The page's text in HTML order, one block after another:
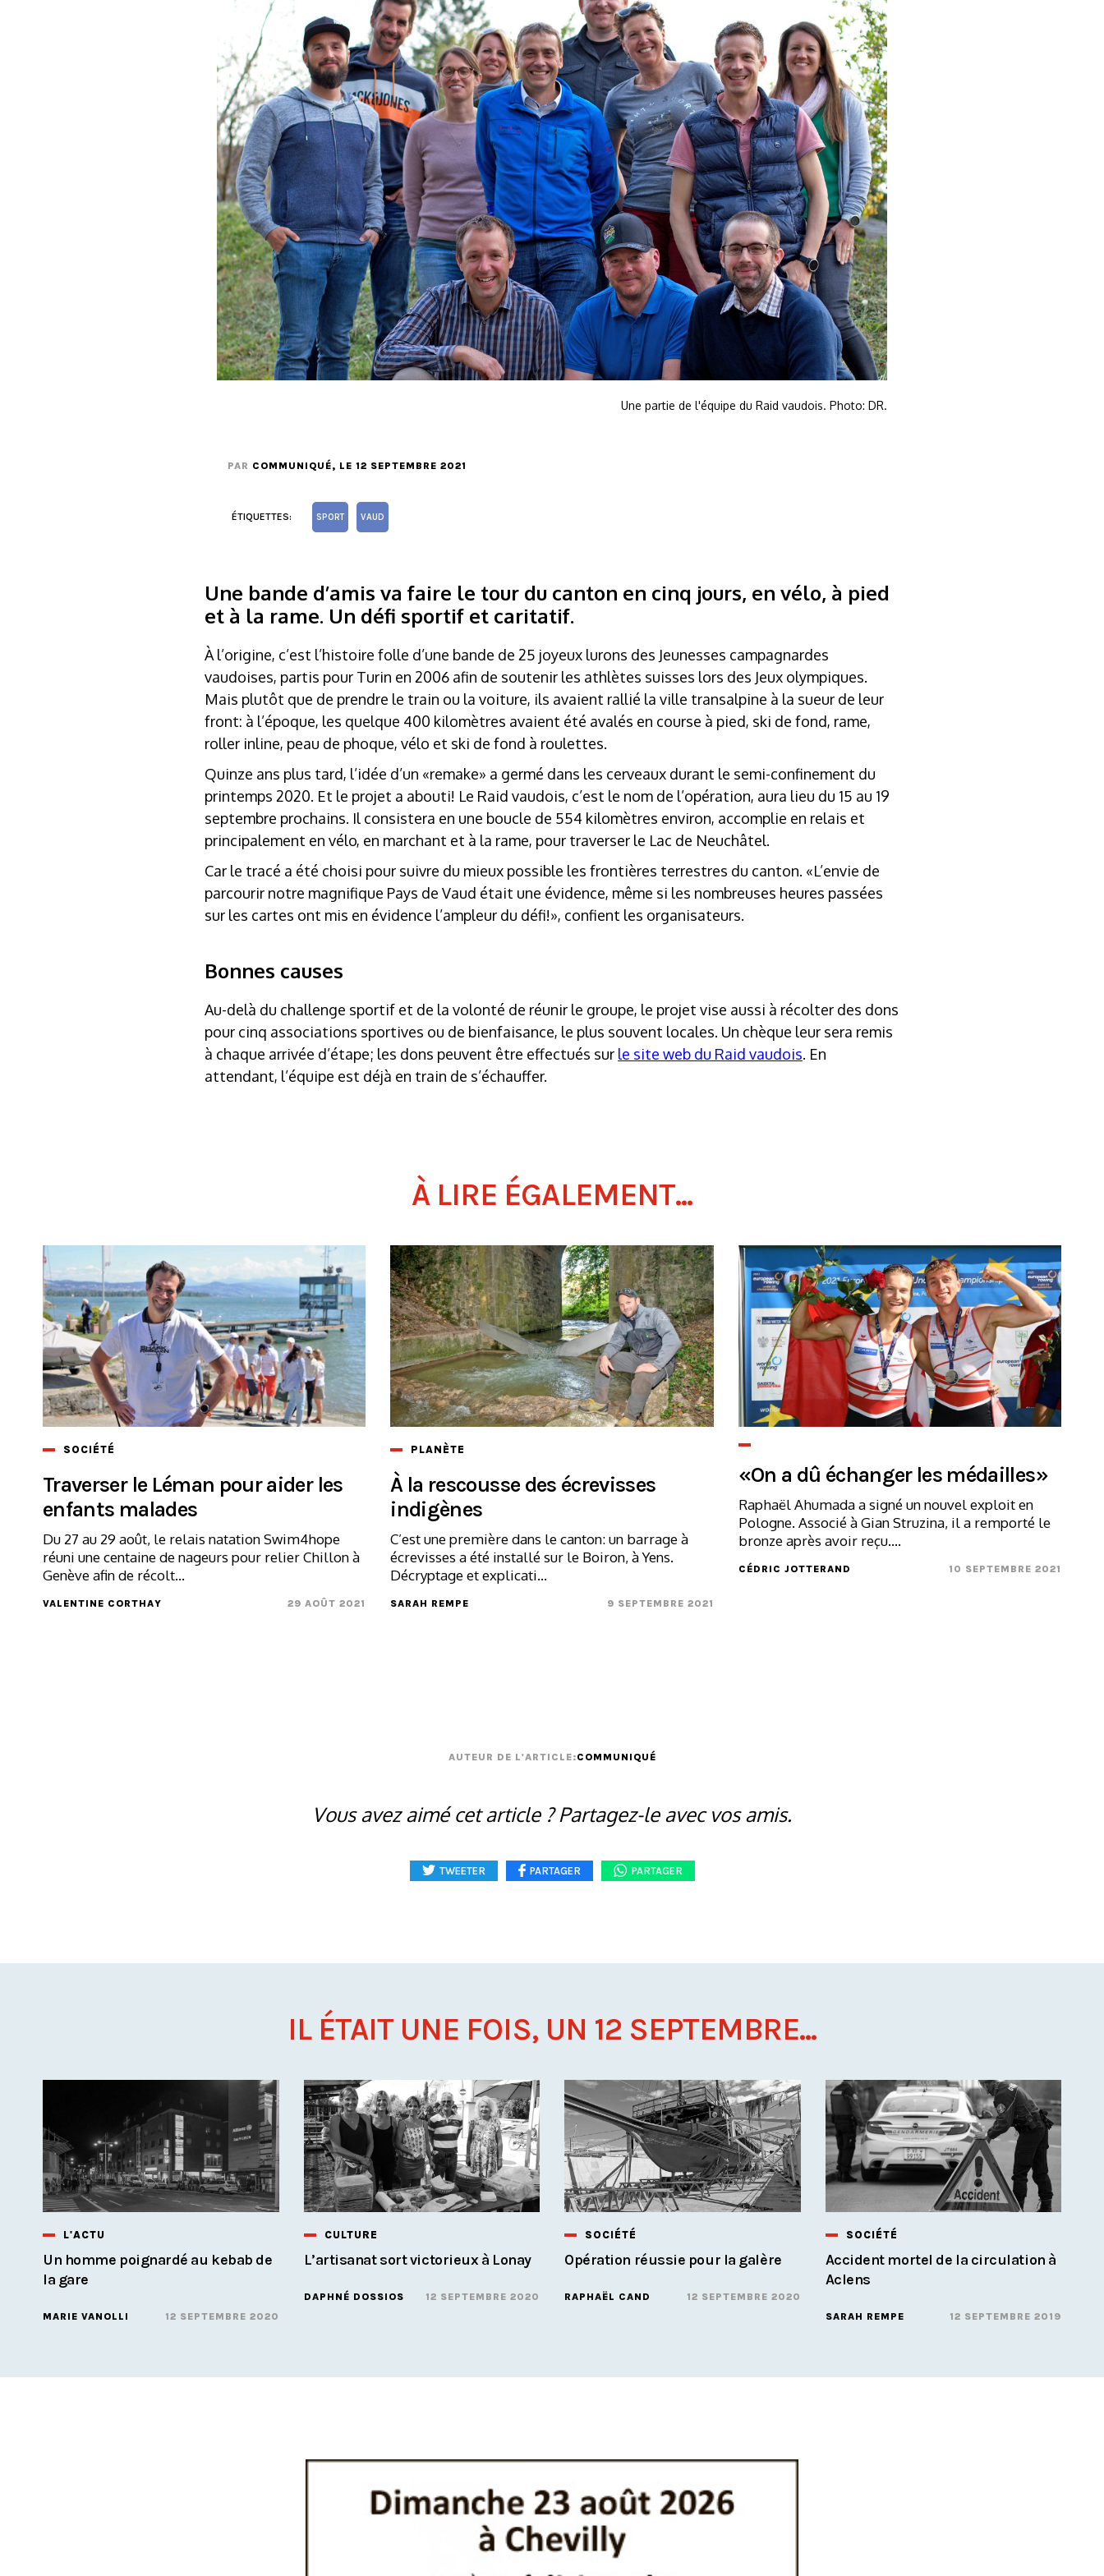
Une partie de l'équipe du Raid vaudois. Photo: DR.
PAR COMMUNIQUÉ, LE 12 SEPTEMBRE 2021
ÉTIQUETTES: SPORT VAUD
Une bande d’amis va faire le tour du canton en cinq jours, en vélo, à pied
et à la rame. Un défi sportif et caritatif.
À l’origine, c’est l’histoire folle d’une bande de 25 joyeux lurons des Jeunesses campagnardes
vaudoises, partis pour Turin en 2006 afin de soutenir les athlètes suisses lors des Jeux olympiques.
Mais plutôt que de prendre le train ou la voiture, ils avaient rallié la ville transalpine à la sueur de leur
front: à l’époque, les quelque 400 kilomètres avaient été avalés en course à pied, ski de fond, rame,
roller inline, peau de phoque, vélo et ski de fond à roulettes.
Quinze ans plus tard, l’idée d’un «remake» a germé dans les cerveaux durant le semi-confinement du
printemps 2020. Et le projet a abouti! Le Raid vaudois, c’est le nom de l’opération, aura lieu du 15 au 19
septembre prochains. Il consistera en une boucle de 554 kilomètres environ, accomplie en relais et
principalement en vélo, en marchant et à la rame, pour traverser le Lac de Neuchâtel.
Car le tracé a été choisi pour suivre du mieux possible les frontières terrestres du canton. «L’envie de
parcourir notre magnifique Pays de Vaud était une évidence, même si les nombreuses heures passées
sur les cartes ont mis en évidence l’ampleur du défi!», confient les organisateurs.
Bonnes causes
Au-delà du challenge sportif et de la volonté de réunir le groupe, le projet vise aussi à récolter des dons
pour cinq associations sportives ou de bienfaisance, le plus souvent locales. Un chèque leur sera remis
à chaque arrivée d’étape; les dons peuvent être effectués sur le site web du Raid vaudois. En
attendant, l’équipe est déjà en train de s’échauffer.
À LIRE ÉGALEMENT...
SOCIÉTÉ
Traverser le Léman pour aider les
enfants malades
Du 27 au 29 août, le relais natation Swim4hope
réuni une centaine de nageurs pour relier Chillon à
Genève afin de récolt...
VALENTINE CORTHAY 29 AOÛT 2021
PLANÈTE
À la rescousse des écrevisses
indigènes
C’est une première dans le canton: un barrage à
écrevisses a été installé sur le Boiron, à Yens.
Décryptage et explicati...
SARAH REMPE 9 SEPTEMBRE 2021
«On a dû échanger les médailles»
Raphaël Ahumada a signé un nouvel exploit en
Pologne. Associé à Gian Struzina, il a remporté le
bronze après avoir reçu....
CÉDRIC JOTTERAND 10 SEPTEMBRE 2021
AUTEUR DE L'ARTICLE:COMMUNIQUÉ
Vous avez aimé cet article ? Partagez-le avec vos amis.
TWEETER PARTAGER PARTAGER
IL ÉTAIT UNE FOIS, UN 12 SEPTEMBRE...
L'ACTU
Un homme poignardé au kebab de
la gare
MARIE VANOLLI 12 SEPTEMBRE 2020
CULTURE
L’artisanat sort victorieux à Lonay
DAPHNÉ DOSSIOS 12 SEPTEMBRE 2020
SOCIÉTÉ
Opération réussie pour la galère
RAPHAËL CAND 12 SEPTEMBRE 2020
SOCIÉTÉ
Accident mortel de la circulation à
Aclens
SARAH REMPE 12 SEPTEMBRE 2019